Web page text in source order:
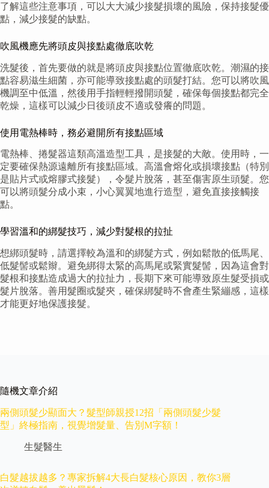
了解這些注意事項，可以大大減少接髮損壞的風險，保持接髮優
點，減少接髮的缺點。
吹風機應先將頭皮與接點處徹底吹乾
洗髮後，首先要做的就是將頭皮與接點位置徹底吹乾。潮濕的接
點容易滋生細菌，亦可能導致接點處的頭髮打結。您可以將吹風
機調至中低溫，然後用手指輕輕撥開頭髮，確保每個接點都完全
乾燥，這樣可以減少日後頭皮不適或發癢的問題。
使用電熱棒時，務必避開所有接點區域
電熱棒、捲髮器這類高溫造型工具，是接髮的大敵。使用時，一
定要確保熱源遠離所有接點區域。高溫會熔化或損壞接點（特別
是貼片式或熔膠式接髮），令髮片脫落，甚至傷害原生頭髮。您
可以將頭髮分成小束，小心翼翼地進行造型，避免直接接觸接
點。
學習溫和的綁髮技巧，減少對髮根的拉扯
想綁頭髮時，請選擇較為溫和的綁髮方式，例如鬆散的低馬尾、
低髮髻或鬆辮。避免綁得太緊的高馬尾或緊實髮髻，因為這會對
髮根和接點造成過大的拉扯力，長期下來可能導致原生髮受損或
髮片脫落。善用髮圈或髮夾，確保綁髮時不會產生緊繃感，這樣
才能更好地保護接髮。
隨機文章介紹
兩側頭髮少顯面大？髮型師親授12招「兩側頭髮少髮
型」終極指南，視覺增髮量、告別M字額！
生髮醫生
白髮越拔越多？專家拆解4大長白髮核心原因，教你3層